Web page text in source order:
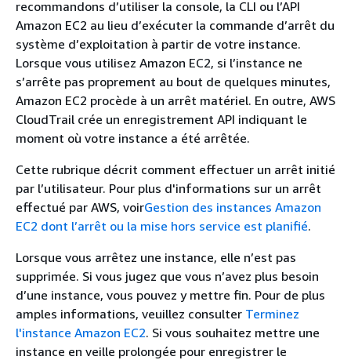
recommandons d’utiliser la console, la CLI ou l’API
Amazon EC2 au lieu d’exécuter la commande d’arrêt du
système d’exploitation à partir de votre instance.
Lorsque vous utilisez Amazon EC2, si l’instance ne
s’arrête pas proprement au bout de quelques minutes,
Amazon EC2 procède à un arrêt matériel. En outre, AWS
CloudTrail crée un enregistrement API indiquant le
moment où votre instance a été arrêtée.
Cette rubrique décrit comment effectuer un arrêt initié
par l’utilisateur. Pour plus d'informations sur un arrêt
effectué par AWS, voirGestion des instances Amazon
EC2 dont l’arrêt ou la mise hors service est planifié.
Lorsque vous arrêtez une instance, elle n’est pas
supprimée. Si vous jugez que vous n’avez plus besoin
d’une instance, vous pouvez y mettre fin. Pour de plus
amples informations, veuillez consulter Terminez
l'instance Amazon EC2. Si vous souhaitez mettre une
instance en veille prolongée pour enregistrer le